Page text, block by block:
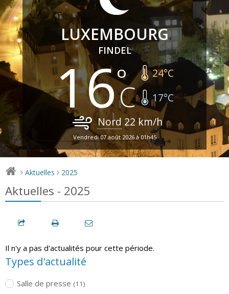
LUXEMBOURG
FINDEL
16 24°C
17°C
Nord 22km/h
Vendredi 07 août 2026 à 01h45
> Aktuelles > 2025
Aktuelles - 2025
Il n'y a pas d'actualités pour cette période.
Types d'actualité
Salle de presse (11)